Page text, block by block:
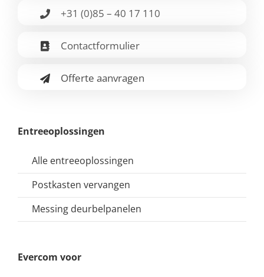
+31 (0)85 – 40 17 110
Contactformulier
Offerte aanvragen
Entreeoplossingen
Alle entreeoplossingen
Postkasten vervangen
Messing deurbelpanelen
Evercom voor